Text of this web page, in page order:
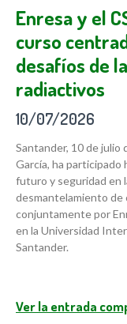
Enresa y el
curso
desafíos de
radiactivos
10/07/2026
Santander, 10 de julio
García, ha participado
futuro y seguridad en
desmantelamiento de
conjuntamente por
en la Universidad
Santander.
Ver la entrada